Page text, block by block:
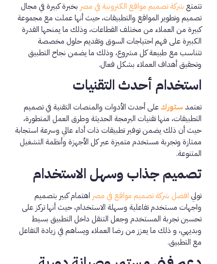
تتمتع شركة تصميم مواقع الكترونية في مصر بخبرة كبيرة في مجال
تصميم وتطوير المواقع والتطبيقات، حيث أنها عملت مع مجموعة
كبيرة من العملاء من مختلف القطاعات، وذلك ما يمنحها القدرة
الكبيرة على فهم احتياجات السوق وتقديم حلول مخصصة
تتناسب مع طبيعة كل مشروع، وذلك ما يضمن نجاح التطبيق
وتحقيق أهداف العملاء بشكل فعال.
استخدام أحدث التقنيات
تعتمد ستوركعلى أحدث الأدوات والمنصات التقنية في تصميم
التطبيقات، منها تقنيات البرمجة الحديثة وطرق العمل المتطورة،
حيث أن ذلك يضمن توفير تطبيقات ذات أداء عالي وسرعة استجابة
ممتازة وتجربة مستخدم متميزة عبر كل الأجهزة وأنظمة التشغيل
المتنوعة.
تصميم جذاب وسهل الاستخدام
تولي افضل شركة تصميم مواقع في مصر اهتمام كبير بتصميم
واجهات مستخدم تفاعلية وسهلة الاستخدام، حيث أنها تركز على
تحسين تجربة المستخدم وجعل التنقل داخل التطبيق بسيط
وبديهي، و ذلك ما يعزز من رضا العملاء ويساهم في زيادة التفاعل
مع التطبيق.